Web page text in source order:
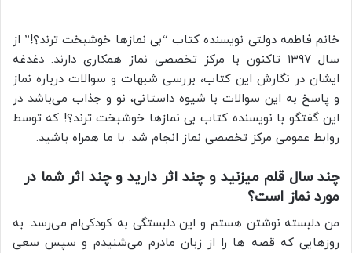
خانم فاطمه دولتی نویسنده کتاب “بی نمازها خوشبخت ترند؟!” از
سال ۱۳۹۷ تاکنون با مرکز تخصصی نماز همکاری دارند. دغدغه
ایشان در نگارش این کتاب، بررسی شبهات و سوالات درباره نماز
و پاسخ به این سوالات با شیوه داستانی، نو و جذاب می‌باشد در
این گفتگو با نویسنده کتاب بی نمازها خوشبخت ترند؟! که توسط
روابط عمومی مرکز تخصصی نماز انجام شد. با ما همراه باشید.
چند سال قلم میزنید و چند اثر دارید و چند اثر شما در
مورد نماز است؟
من دلبسته نوشتن هستم و این دلبستگی به کودکی‌ام می‌رسد. به
روزهایی که قصه ها را از زبان مادرم می‌شنیدم و سپس سعی